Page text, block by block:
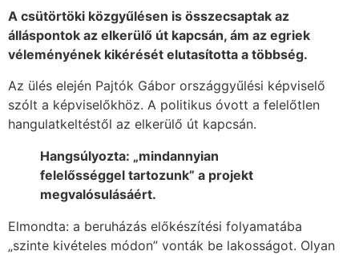
A csütörtöki közgyűlésen is összecsaptak az
álláspontok az elkerülő út kapcsán, ám az egriek
véleményének kikérését elutasította a többség.
Az ülés elején Pajtók Gábor országgyűlési képviselő
szólt a képviselőkhöz. A politikus óvott a felelőtlen
hangulatkeltéstől az elkerülő út kapcsán.
Hangsúlyozta: „mindannyian
felelősséggel tartozunk” a projekt
megvalósulásáért.
Elmondta: a beruházás előkészítési folyamatába
„szinte kivételes módon” vonták be lakosságot. Olyan